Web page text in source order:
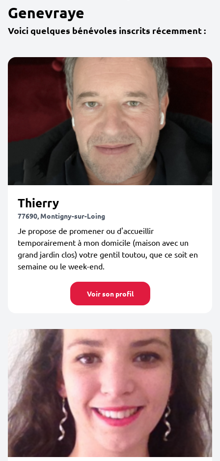
Genevraye
Voici quelques bénévoles inscrits récemment :
Thierry
77690, Montigny-sur-Loing
Je propose de promener ou d'accueillir
temporairement à mon domicile (maison avec un
grand jardin clos) votre gentil toutou, que ce soit en
semaine ou le week-end.
Voir son profil